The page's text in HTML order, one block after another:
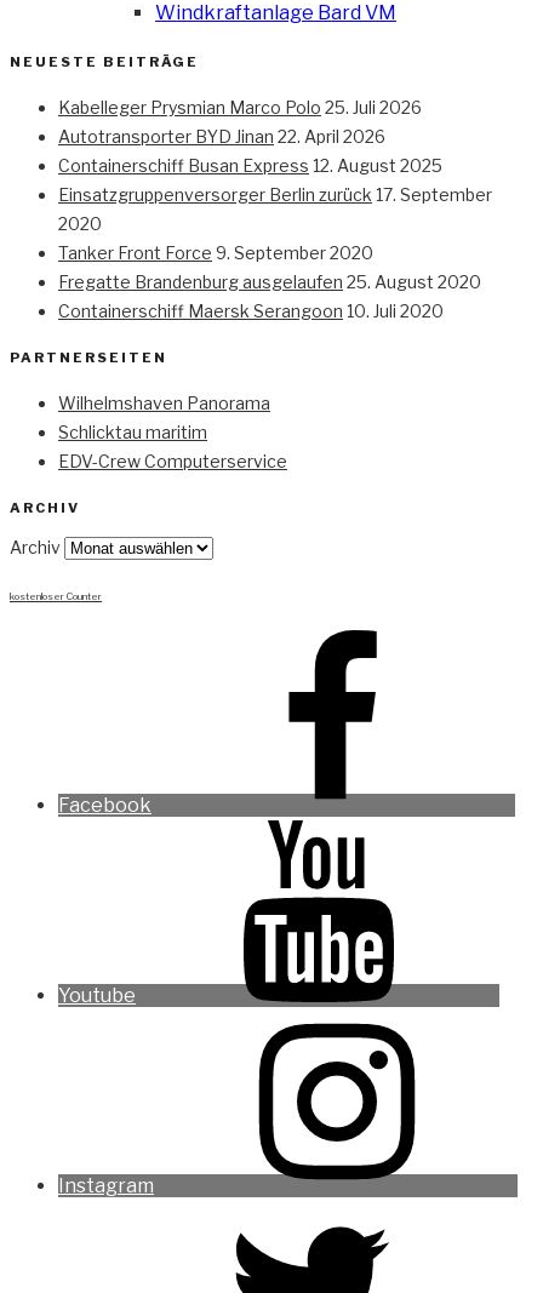
Windkraftanlage Bard VM
NEUESTE BEITRÄGE
Kabelleger Prysmian Marco Polo 25. Juli 2026
Autotransporter BYD Jinan 22. April 2026
Containerschiff Busan Express 12. August 2025
Einsatzgruppenversorger Berlin zurück 17. September
2020
Tanker Front Force 9. September 2020
Fregatte Brandenburg ausgelaufen 25. August 2020
Containerschiff Maersk Serangoon 10. Juli 2020
PARTNERSEITEN
Wilhelmshaven Panorama
Schlicktau maritim
EDV-Crew Computerservice
ARCHIV
Archiv
kostenloser Counter
Facebook
Youtube
Instagram